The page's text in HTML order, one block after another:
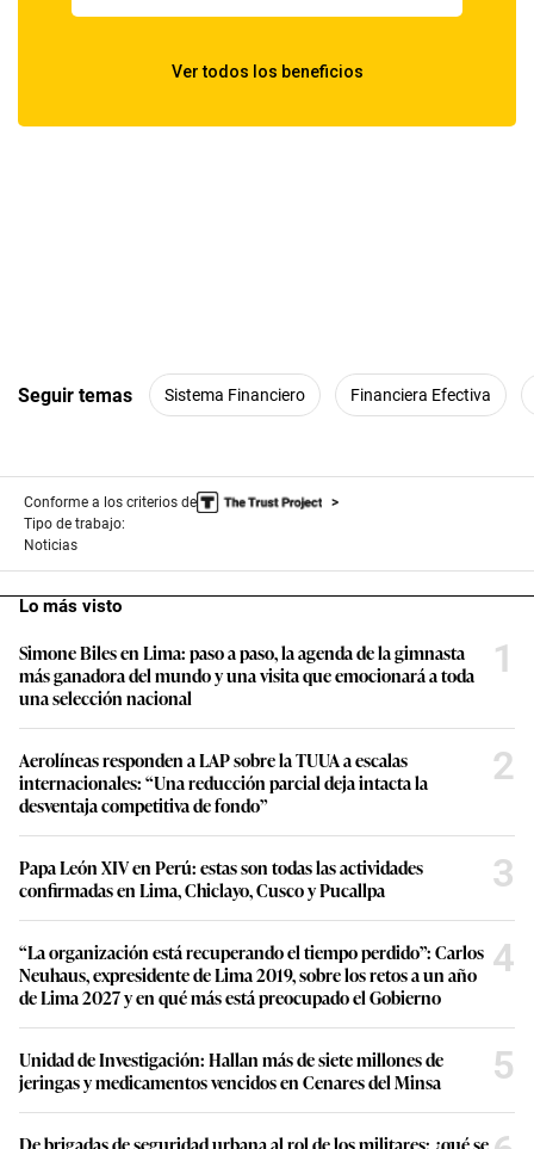
Seguir temas Sistema Financiero Financiera Efectiva
Conforme a los criterios de
Tipo de trabajo:
Noticias
Lo más visto
Simone Biles en Lima: paso a paso, la agenda de la gimnasta
más ganadora del mundo y una visita que emocionará a toda
una selección nacional
1
Aerolíneas responden a LAP sobre la TUUA a escalas
internacionales: “Una reducción parcial deja intacta la
desventaja competitiva de fondo”
2
Papa León XIV en Perú: estas son todas las actividades
confirmadas en Lima, Chiclayo, Cusco y Pucallpa
3
“La organización está recuperando el tiempo perdido”: Carlos
Neuhaus, expresidente de Lima 2019, sobre los retos a un año
de Lima 2027 y en qué más está preocupado el Gobierno
4
Unidad de Investigación: Hallan más de siete millones de
jeringas y medicamentos vencidos en Cenares del Minsa
5
De brigadas de seguridad urbana al rol de los militares: ¿qué se